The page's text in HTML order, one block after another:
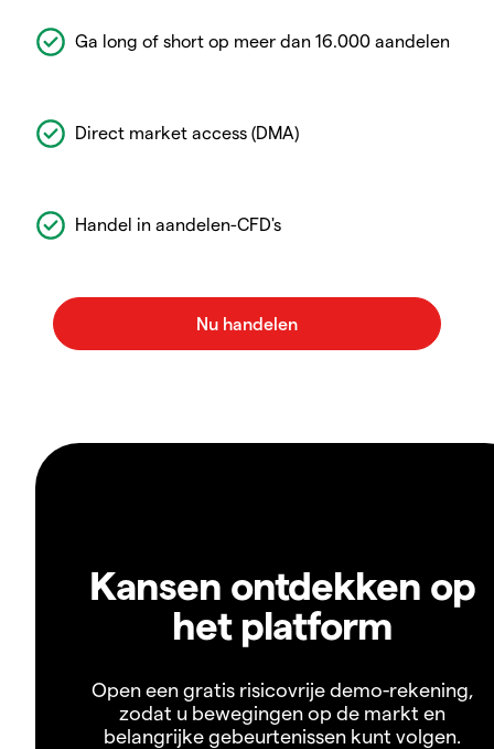
Ga long of short op meer dan 16.000 aandelen
Direct market access (DMA)
Handel in aandelen-CFD's
Kansen ontdekken op
het platform
Open een gratis risicovrije demo-rekening,
zodat u bewegingen op de markt en
belangrijke gebeurtenissen kunt volgen.